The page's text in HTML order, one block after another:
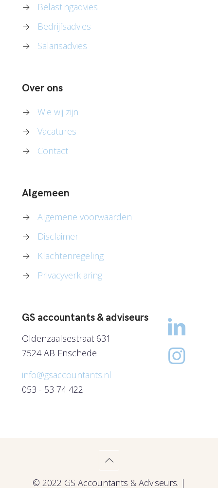
→
Belastingadvies
→
Bedrijfsadvies
→
Salarisadvies
Over ons
→
Wie wij zijn
→
Vacatures
→
Contact
Algemeen
→
Algemene voorwaarden
→
Disclaimer
→
Klachtenregeling
→
Privacyverklaring
GS accountants & adviseurs
Oldenzaalsestraat 631
7524 AB Enschede
info@gsaccountants.nl
053 - 53 74 422
© 2022 GS Accountants & Adviseurs. |